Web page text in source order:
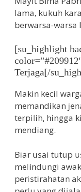
lama, kukuh
berwarsa-warsa
[su_highlight
Terjaga[/
Makin kecil
memandikan
terpilih, hingga
mendiang.
Biar usai tutup
melindungi
peristirahatan